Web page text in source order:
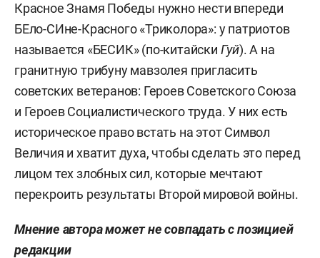
Красное Знамя Победы нужно нести впереди
БЕло-СИне-Красного «Триколора»: у патриотов
называется «БЕСИК» (по-китайски Гуй). А на
гранитную трибуну мавзолея пригласить
советских ветеранов: Героев Советского Союза
и Героев Социалистического труда. У них есть
историческое право встать на этот Символ
Величия и хватит духа, чтобы сделать это перед
лицом тех злобных сил, которые мечтают
перекроить результаты Второй мировой войны.
Мнение автора может не совпадать с позицией
редакции